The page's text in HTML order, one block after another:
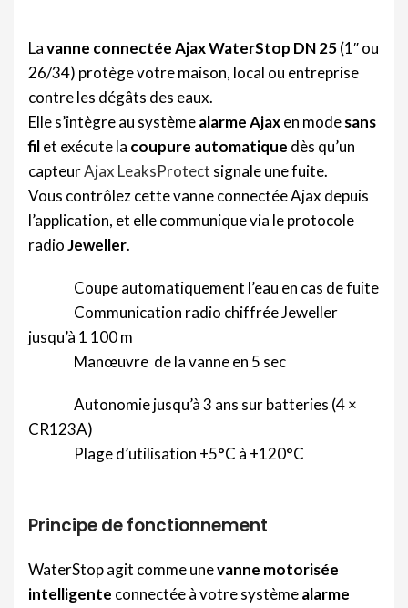
Lavanne connectée Ajax WaterStop DN 25(1″ ou
26/34) protège votre maison, local ou entreprise
contre les dégâts des eaux.
Elle s’intègre au systèmealarme Ajaxen modesans
filet exécute la coupure automatique dès qu’un
capteurAjax LeaksProtect signale une fuite.
Vous contrôlez cette vanne connectée Ajax depuis
l’application, et elle communique via le protocole
radioJeweller.
Coupe automatiquement l’eau en cas de fuite
Communication radio chiffrée Jeweller
jusqu’à 1 100 m
Manœuvre de la vanne en 5 sec
Autonomie jusqu’à 3 ans sur batteries (4 ×
CR123A)
Plage d’utilisation +5°C à +120°C
Principe de fonctionnement
WaterStop agit comme unevanne motorisée
intelligente connectée à votre systèmealarme